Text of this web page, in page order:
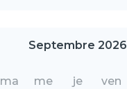
Septembre 2026
ma me je ven